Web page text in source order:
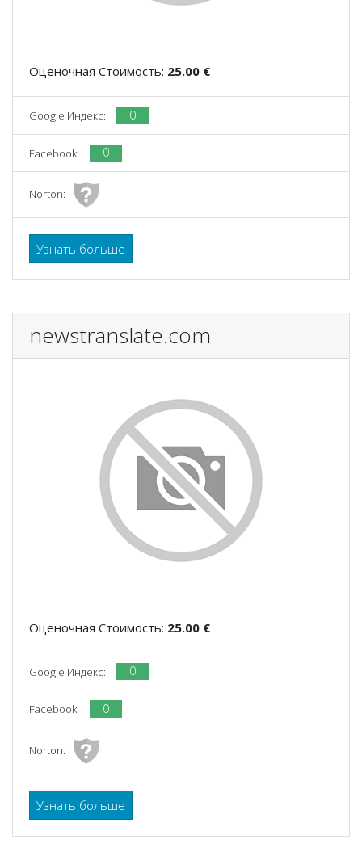
Оценочная Стоимость: 25.00 €
Google Индекс: 0
Facebook: 0
Norton:
Узнать больше
newstranslate.com
Оценочная Стоимость: 25.00 €
Google Индекс: 0
Facebook: 0
Norton:
Узнать больше